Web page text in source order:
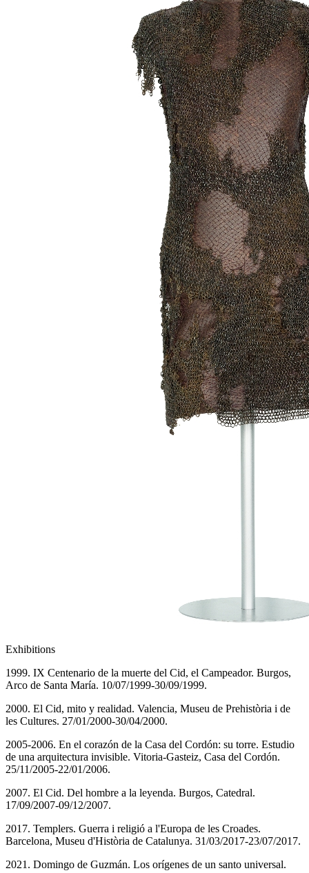
Exhibitions
1999. IX Centenario de la muerte del Cid, el Campeador. Burgos,
Arco de Santa María. 10/07/1999-30/09/1999.
2000. El Cid, mito y realidad. Valencia, Museu de Prehistòria i de
les Cultures. 27/01/2000-30/04/2000.
2005-2006. En el corazón de la Casa del Cordón: su torre. Estudio
de una arquitectura invisible. Vitoria-Gasteiz, Casa del Cordón.
25/11/2005-22/01/2006.
2007. El Cid. Del hombre a la leyenda. Burgos, Catedral.
17/09/2007-09/12/2007.
2017. Templers. Guerra i religió a l'Europa de les Croades.
Barcelona, Museu d'Història de Catalunya. 31/03/2017-23/07/2017.
2021. Domingo de Guzmán. Los orígenes de un santo universal.